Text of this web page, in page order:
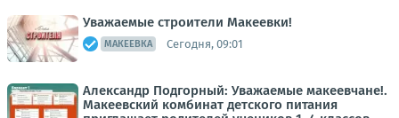
Уважаемые строители Макеевки!
МАКЕЕВКА Сегодня, 09:01
Александр Подгорный: Уважаемые макеевчане!.
Макеевский комбинат детского питания